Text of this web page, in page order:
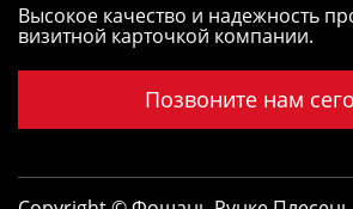
Высокое качество и надежность
визитной карточкой компании.
Позвоните нам